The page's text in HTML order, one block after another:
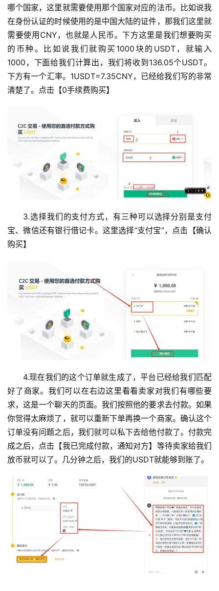
哪个国家，这里就需要使用那个国家对应的法币。比如说我
在身份认证的时候使用的是中国大陆的证件，那我们这里就
需要使用CNY，也就是人民币。下方这里是我们想要购买
的币种。比如说我们就购买1000块的USDT，就输入
1000，下面给我们计算出，我们将收到136.05个USDT。
下方有一个汇率。1USDT=7.35CNY，已经给我们写的非常
清楚了。点击【0手续费购买】
3.选择我们的支付方式，有三种可以选择分别是支付
宝、微信还有银行借记卡。这里选择“支付宝”，点击【确认
购买】
4.现在我们的这个订单就生成了，平台已经给我们匹配
好了商家。我们可以在右边这里看看卖家对我们有哪些要
求，这是一个聊天的页面。我们按照他的要求去付款。如果
你觉得太麻烦了，就可以重新下单再换一个商家。确认这个
订单没有问题之后，我们就可以私下去给他付款了。付款完
成之后，点击【我已完成付款，通知对方】等待卖家给我们
放币就可以了。几分钟之后，我们的USDT就能够到账了。